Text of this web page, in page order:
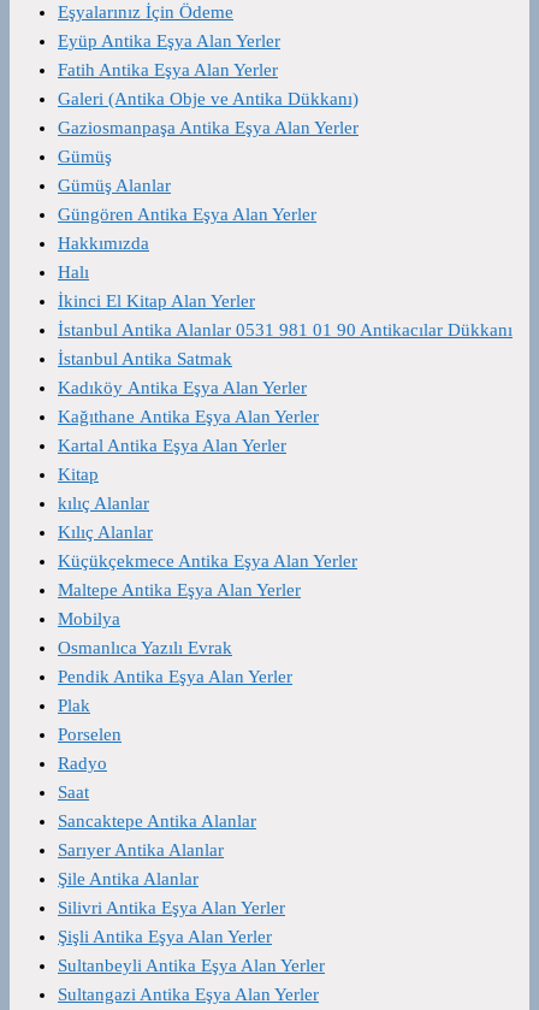
Eşyalarınız İçin Ödeme
Eyüp Antika Eşya Alan Yerler
Fatih Antika Eşya Alan Yerler
Galeri (Antika Obje ve Antika Dükkanı)
Gaziosmanpaşa Antika Eşya Alan Yerler
Gümüş
Gümüş Alanlar
Güngören Antika Eşya Alan Yerler
Hakkımızda
Halı
İkinci El Kitap Alan Yerler
İstanbul Antika Alanlar 0531 981 01 90 Antikacılar Dükkanı
İstanbul Antika Satmak
Kadıköy Antika Eşya Alan Yerler
Kağıthane Antika Eşya Alan Yerler
Kartal Antika Eşya Alan Yerler
Kitap
kılıç Alanlar
Kılıç Alanlar
Küçükçekmece Antika Eşya Alan Yerler
Maltepe Antika Eşya Alan Yerler
Mobilya
Osmanlıca Yazılı Evrak
Pendik Antika Eşya Alan Yerler
Plak
Porselen
Radyo
Saat
Sancaktepe Antika Alanlar
Sarıyer Antika Alanlar
Şile Antika Alanlar
Silivri Antika Eşya Alan Yerler
Şişli Antika Eşya Alan Yerler
Sultanbeyli Antika Eşya Alan Yerler
Sultangazi Antika Eşya Alan Yerler